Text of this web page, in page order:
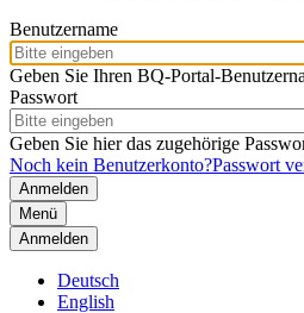
Benutzername
Geben Sie Ihren BQ-Portal-
Passwort
Geben Sie hier das zugehörige
Noch kein Benutzerkonto?Passwort
Menü
Anmelden
Deutsch
English